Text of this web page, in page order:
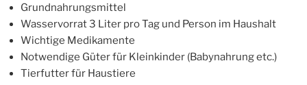
Grundnahrungsmittel
Wasservorrat 3 Liter pro Tag und Person im Haushalt
Wichtige Medikamente
Notwendige Güter für Kleinkinder (Babynahrung etc.)
Tierfutter für Haustiere